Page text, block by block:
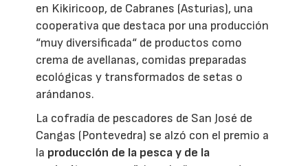
en Kikiricoop, de Cabranes (Asturias), una
cooperativa que destaca por una producción
“muy diversificada“ de productos como
crema de avellanas, comidas preparadas
ecológicas y transformados de setas o
arándanos.
La cofradía de pescadores de San José de
Cangas (Pontevedra) se alzó con el premio a
la producción de la pesca y de la